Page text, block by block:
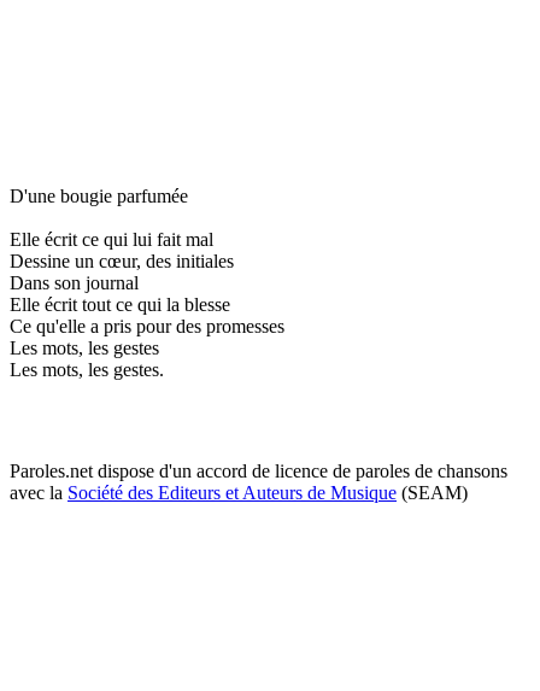
D'une bougie parfumée
Elle écrit ce qui lui fait mal
Dessine un cœur, des initiales
Dans son journal
Elle écrit tout ce qui la blesse
Ce qu'elle a pris pour des promesses
Les mots, les gestes
Les mots, les gestes.
Paroles.net dispose d'un accord de licence de paroles de chansons
avec la Société des Editeurs et Auteurs de Musique (SEAM)